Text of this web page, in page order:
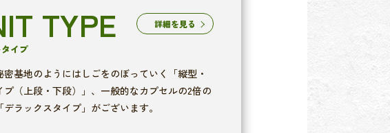
TYPE
イプ
詳細を見る
密基地のようにはしごをのぼっていく「縦型・
プ（上段・下段）」、一般的なカプセルの2倍の
ラックスタイプ」がございます。